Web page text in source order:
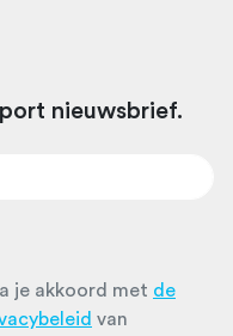
nieuwsbrief.
je akkoord met de
van